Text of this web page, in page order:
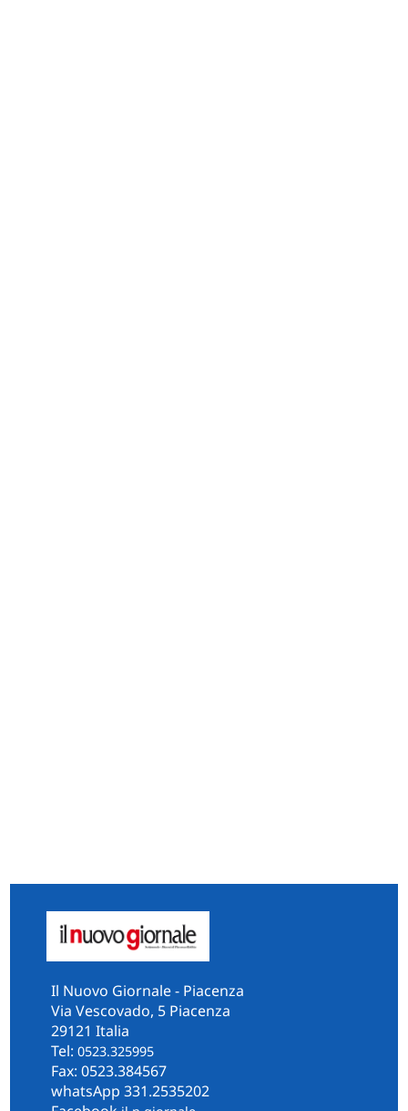
Il Nuovo Giornale - Piacenza
Via Vescovado, 5 Piacenza
29121 Italia
Tel: 0523.325995
Fax: 0523.384567
whatsApp 331.2535202